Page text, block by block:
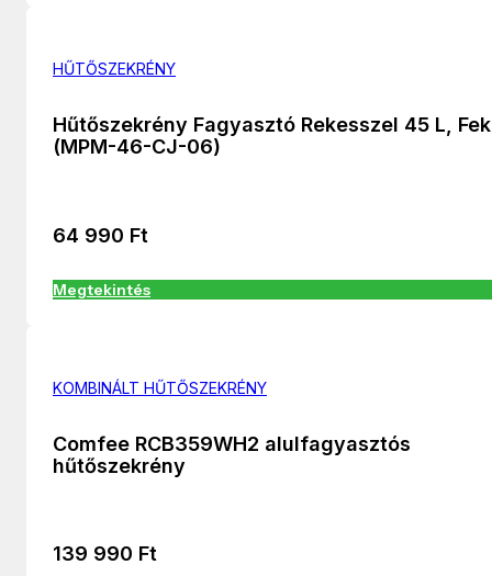
HŰTŐSZEKRÉNY
Hűtőszekrény Fagyasztó Rekesszel 45 L,
(MPM-46-CJ-06)
64 990 Ft
Megtekintés
KOMBINÁLT HŰTŐSZEKRÉNY
Comfee RCB359WH2 alulfagyasztós
hűtőszekrény
139 990 Ft